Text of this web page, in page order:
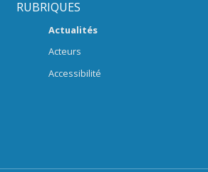
RUBRIQUES
Actualités
Acteurs
Accessibilité